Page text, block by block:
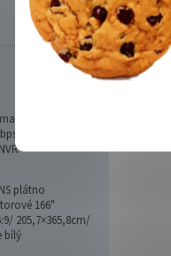
16xIP/
2xHDD/
plátno
166"
205,7×365,8cm/
bílý